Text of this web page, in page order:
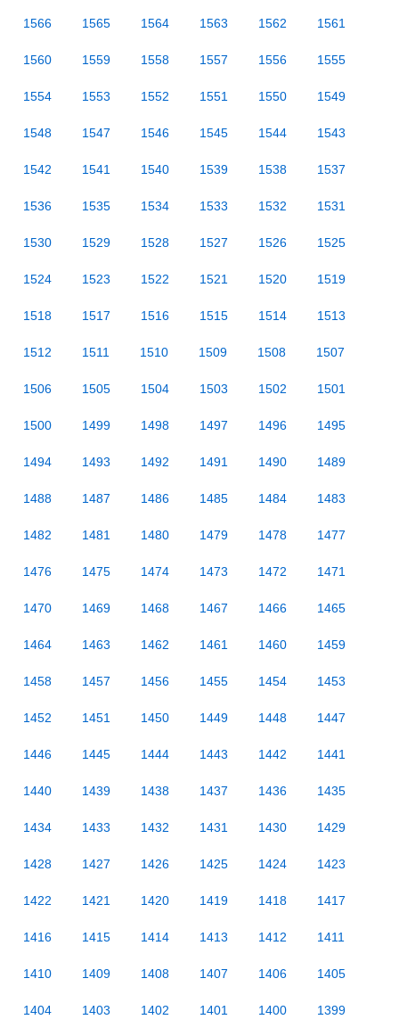
1566 1565 1564 1563 1562 1561
1560 1559 1558 1557 1556 1555
1554 1553 1552 1551 1550 1549
1548 1547 1546 1545 1544 1543
1542 1541 1540 1539 1538 1537
1536 1535 1534 1533 1532 1531
1530 1529 1528 1527 1526 1525
1524 1523 1522 1521 1520 1519
1518 1517 1516 1515 1514 1513
1512 1511 1510 1509 1508 1507
1506 1505 1504 1503 1502 1501
1500 1499 1498 1497 1496 1495
1494 1493 1492 1491 1490 1489
1488 1487 1486 1485 1484 1483
1482 1481 1480 1479 1478 1477
1476 1475 1474 1473 1472 1471
1470 1469 1468 1467 1466 1465
1464 1463 1462 1461 1460 1459
1458 1457 1456 1455 1454 1453
1452 1451 1450 1449 1448 1447
1446 1445 1444 1443 1442 1441
1440 1439 1438 1437 1436 1435
1434 1433 1432 1431 1430 1429
1428 1427 1426 1425 1424 1423
1422 1421 1420 1419 1418 1417
1416 1415 1414 1413 1412 1411
1410 1409 1408 1407 1406 1405
1404 1403 1402 1401 1400 1399